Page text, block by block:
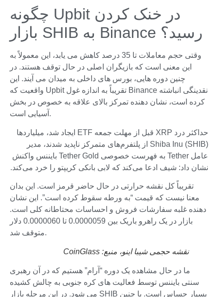
چگونه Upbit در خنک کردن
بازار SHIB به Binance رسید؟
وقتی حجم معاملات تا 35 درصد کاهش می یابد، این معمولاً به
این معنی است که بازیگران اصلی در حال توقف هستند. در
چنین دوره هایی، بورس های داخلی به میدان می آیند. این
واقعیت که Upbit تقریباً به اندازه غول Binance نقدینگی انباشته
کرده است، نشان دهنده تمرکز بالای علاقه به خصوص در بخش
آسیایی است.
حداکثر درد XRP قبل از مهلت جمعه ETF ایجاد شد، میلیاردها
Shiba Inu (SHIB) از پلتفرم‌های متمرکز ناپدید شدند، مدیر
عامل Tether به فهرست خصوصی Tether Gold بایننس واکنش
نشان داد: شیف ادعا می‌کند که لابی بانکی کریپتو را خرد می‌کند.
تقریباً کل نقشه حرارتی در حال حاضر قرمز است. این بدان
معنا نیست که قیمت “به ورطه سقوط کرده است”. این نشان
دهنده غلبه سفارشات فروش و احساسات محتاطانه کلی است.
بازار در یک راهرو باریک بین 0.0000059 تا 0.0000060 دلار
متوقف شد.
نقشه حجمی شیبا اینو، منبع: CoinGlass
ما در حال مشاهده یک دوره “آرام” هستیم که در آن رهبری
سنتی بایننس توسط فعالیت های کره جنوبی به چالش کشیده
می شود. در این مرحله بازار SHIB بسیار حساس است. با چنین